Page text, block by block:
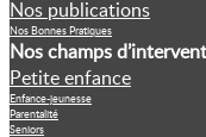
Nos publications
Nos Bonnes Pratiques
Nos champs
Petite enfance
Enfance-jeunesse
Parentalité
Seniors